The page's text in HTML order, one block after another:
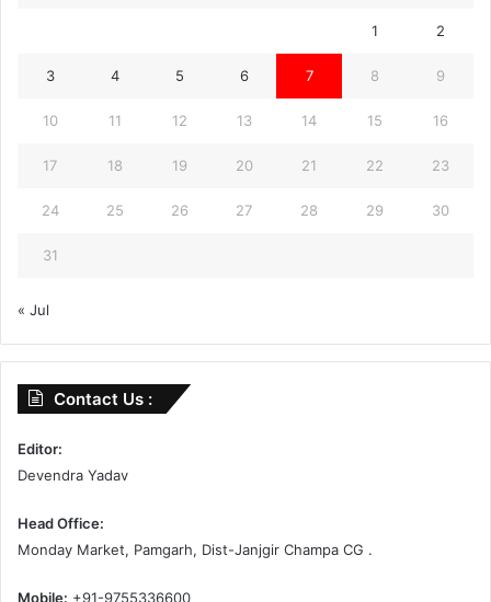
1 2
3 4 5 6 7 8 9
10 11 12 13 14 15 16
17 18 19 20 21 22 23
24 25 26 27 28 29 30
31
« Jul
Contact Us :
Editor:
Devendra Yadav
Head Office:
Monday Market, Pamgarh, Dist-Janjgir Champa CG .
Mobile: +91-9755336600